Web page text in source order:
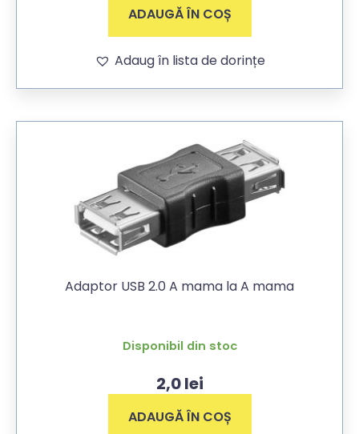
ADAUGĂ ÎN COȘ
Adaug în lista de dorințe
Adaptor USB 2.0 A mama la A mama
Disponibil din stoc
2,0lei
ADAUGĂ ÎN COȘ